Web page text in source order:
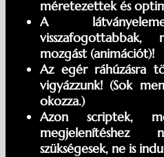
méretezettek és
A
mozgást (animációt)!
Az egér ráhúzásra
vigyázzunk! (Sok
okozza.)
Azon scriptek,
megjelenítéshez
szükségesek, ne is